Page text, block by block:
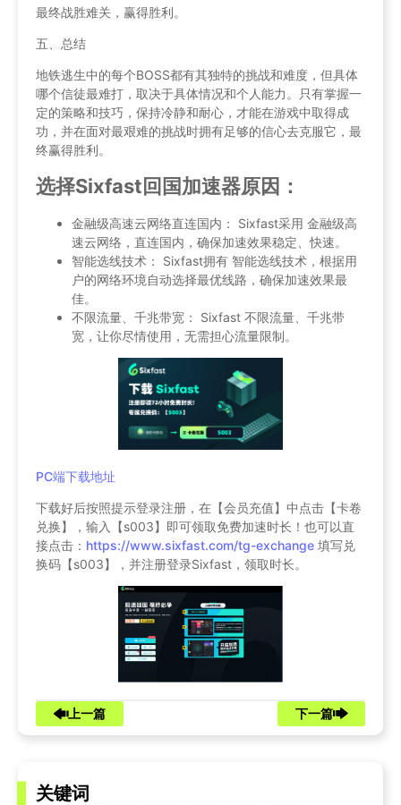
最终战胜难关，赢得胜利。
五、总结
地铁逃生中的每个BOSS都有其独特的挑战和难度，但具体
哪个信徒最难打，取决于具体情况和个人能力。只有掌握一
定的策略和技巧，保持冷静和耐心，才能在游戏中取得成
功，并在面对最艰难的挑战时拥有足够的信心去克服它，最
终赢得胜利。
选择Sixfast回国加速器原因：
金融级高速云网络直连国内： Sixfast采用 金融级高
速云网络，直连国内，确保加速效果稳定、快速。
智能选线技术： Sixfast拥有 智能选线技术，根据用
户的网络环境自动选择最优线路，确保加速效果最
佳。
不限流量、千兆带宽： Sixfast 不限流量、千兆带
宽，让你尽情使用，无需担心流量限制。
PC端下载地址
下载好后按照提示登录注册，在【会员充值】中点击【卡卷
兑换】，输入【s003】即可领取免费加速时长！也可以直
接点击： https://www.sixfast.com/tg-exchange 填写兑
换码【s003】，并注册登录Sixfast，领取时长。
上一篇 下一篇
关键词